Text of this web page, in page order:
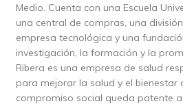
Medio. Cuenta con una Escuela
una central de compras, una
empresa tecnológica y una
investigación, la formación y la
Ribera es una empresa de salud
para mejorar la salud y el bienestar
compromiso social queda patente